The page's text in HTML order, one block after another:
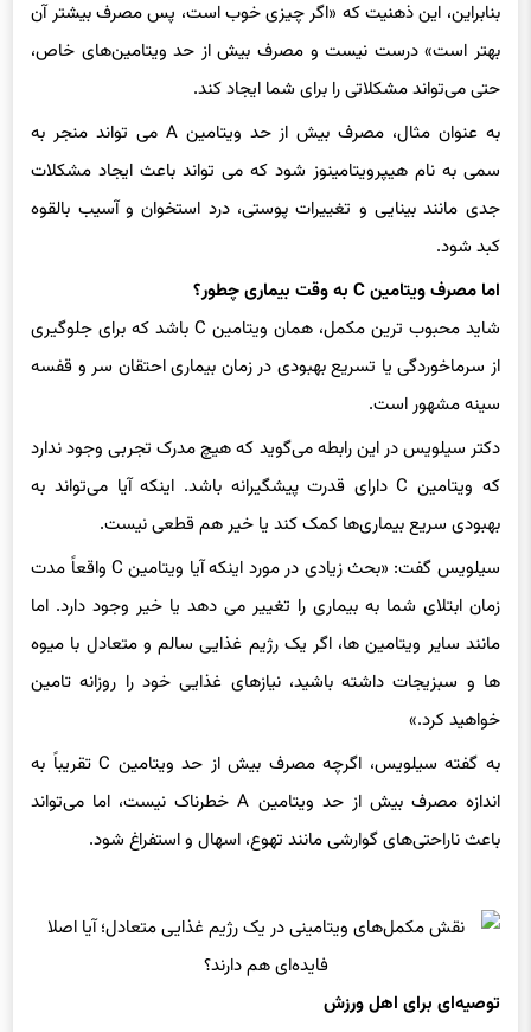
بهتر است» درست نیست و مصرف بیش از حد ویتامین‌های خاص،
حتی می‌تواند مشکلاتی را برای شما ایجاد کند.
سمی به نام هیپرویتامینوز شود که می تواند باعث ایجاد مشکلات
جدی مانند بینایی و تغییرات پوستی، درد استخوان و آسیب بالقوه
کبد شود.
اما مصرف ویتامین C به وقت بیماری چطور؟
شاید محبوب ترین مکمل، همان ویتامین C باشد که برای جلوگیری
از سرماخوردگی یا تسریع بهبودی در زمان بیماری احتقان سر و قفسه
سینه مشهور است.
دکتر سیلویس در این رابطه می‌گوید که هیچ مدرک تجربی وجود ندارد
که ویتامین C دارای قدرت پیشگیرانه باشد. اینکه آیا می‌تواند به
بهبودی سریع بیماری‌ها کمک کند یا خیر هم قطعی نیست.
سیلویس گفت: «بحث زیادی در مورد اینکه آیا ویتامین C واقعاً مدت
زمان ابتلای شما به بیماری را تغییر می دهد یا خیر وجود دارد. اما
مانند سایر ویتامین ها، اگر یک رژیم غذایی سالم و متعادل با میوه
ها و سبزیجات داشته باشید، نیازهای غذایی خود را روزانه تامین
خواهید کرد.»
اندازه مصرف بیش از حد ویتامین A خطرناک نیست، اما می‌تواند
باعث ناراحتی‌های گوارشی مانند تهوع، اسهال و استفراغ شود.
توصیه‌ای برای اهل ورزش
یکی دیگر از دلایل افزایش مصرف جهانی مکمل‌ها، اشباع بازار است